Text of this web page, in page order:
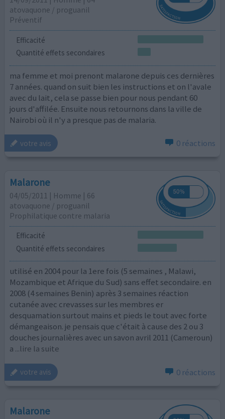
atovaquone / proguanil
Préventif
Efficacité
Quantité effets secondaires
ma femme et moi prenont malarone depuis ces dernières
7 années. quand on suit bien les instructions et on l'avale
avec du lait, cela se passe bien pour nous pendant 60
jours d'affilée. Ensuite nous retournons dans la ville de
Nairobi où il n'y a presque pas de malaria.
votre avis 0 réactions
Malarone
04/05/2011 | Homme | 66
atovaquone / proguanil
Prophilatique contre malaria
Efficacité
Quantité effets secondaires
utilisé en 2004 pour la 1ere fois (5 semaines , Malawi,
Mozambique et Afrique du Sud) sans effet secondaire. en
2008 (4 semaines Benin) après 3 semaines réaction
cutanée avec crevasses sur les membres er
desquamation surtout mains et pieds le tout avec forte
démangeaison. je pensais que c'était à cause des 2 ou 3
douches journalières avec un savon avril 2011 (Cameroun)
a ...lire la suite
votre avis 0 réactions
Malarone